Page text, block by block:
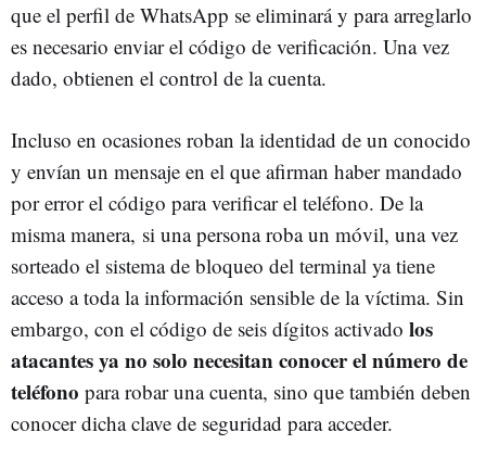
que el perfil de WhatsApp se eliminará y para arreglarlo
es necesario enviar el código de verificación. Una vez
dado, obtienen el control de la cuenta.
Incluso en ocasiones roban la identidad de un conocido
y envían un mensaje en el que afirman haber mandado
por error el código para verificar el teléfono. De la
misma manera, si una persona roba un móvil, una vez
sorteado el sistema de bloqueo del terminal ya tiene
acceso a toda la información sensible de la víctima. Sin
embargo, con el código de seis dígitos activado los
atacantes ya no solo necesitan conocer el número de
teléfono para robar una cuenta, sino que también deben
conocer dicha clave de seguridad para acceder.